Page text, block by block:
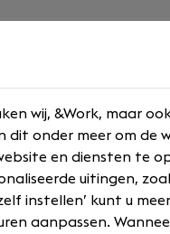
jij enthousiast van
hebben wij
een Zelfstandig
rol
Werkt zelfstandig
Stelt aangiften
omzetbelasting op
wij, &Work, maar
dit onder meer om de
en diensten te
uitingen,
instellen’ kunt u
aanpassen.